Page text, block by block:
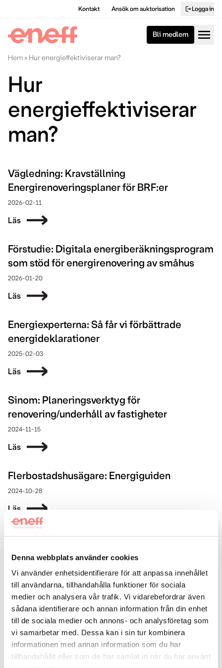
Denna webbplats använder cookies
Vi använder enhetsidentifierare för att anpassa innehållet
till användarna, tillhandahålla funktioner för sociala
medier och analysera vår trafik. Vi vidarebefordrar även
sådana identifierare och annan information från din enhet
till de sociala medier och annons- och analysföretag som
vi samarbetar med. Dessa kan i sin tur kombinera
informationen med annan information som du har
tillhandahållit eller som de har samlat in när du har använt
Kontakt Ansök om auktorisation logoutLogga in
Bli medlem menu
Hem» Hur energieffektiviserar man?
Hur
energieffektiviserar
man?
Vägledning: Kravställning
Energirenoveringsplaner för BRF:er
2026-02-11
Läs
Förstudie: Digitala energiberäkningsprogram
som stöd för energirenovering av småhus
2026-01-20
Läs
Energiexperterna: Så får vi förbättrade
energideklarationer
2025-02-03
Läs
Sinom: Planeringsverktyg för
renovering/underhåll av fastigheter
2024-11-15
Läs
Flerbostadshusägare: Energiguiden
2024-10-28
Läs
Energieffektivisering inom industrin – sju tips
Läs
IMD: Individuell mätning och debitering
Läs
Kombinerad underhålls- och energiplan